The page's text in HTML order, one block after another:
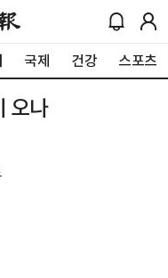
국제 건강 스포츠
오나